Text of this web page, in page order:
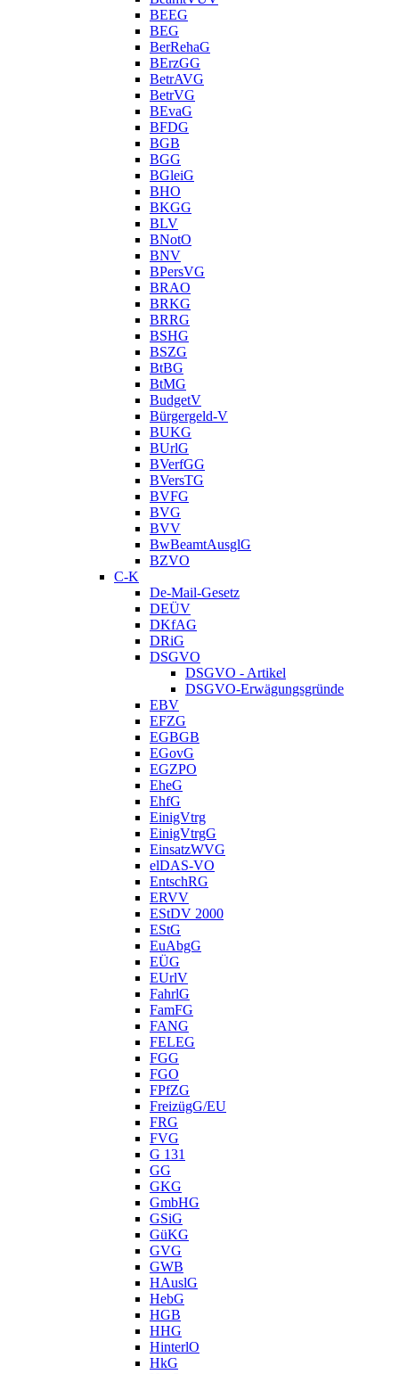
BEEG
BEG
BerRehaG
BErzGG
BetrAVG
BetrVG
BEvaG
BFDG
BGB
BGG
BGleiG
BHO
BKGG
BLV
BNotO
BNV
BPersVG
BRAO
BRKG
BRRG
BSHG
BSZG
BtBG
BtMG
BudgetV
Bürgergeld-V
BUKG
BUrlG
BVerfGG
BVersTG
BVFG
BVG
BVV
BwBeamtAusglG
BZVO
C-K
De-Mail-Gesetz
DEÜV
DKfAG
DRiG
DSGVO
DSGVO - Artikel
DSGVO-Erwägungsgründe
EBV
EFZG
EGBGB
EGovG
EGZPO
EheG
EhfG
EinigVtrg
EinigVtrgG
EinsatzWVG
elDAS-VO
EntschRG
ERVV
EStDV 2000
EStG
EuAbgG
EÜG
EUrlV
FahrlG
FamFG
FANG
FELEG
FGG
FGO
FPfZG
FreizügG/EU
FRG
FVG
G 131
GG
GKG
GmbHG
GSiG
GüKG
GVG
GWB
HAuslG
HebG
HGB
HHG
HinterlO
HkG